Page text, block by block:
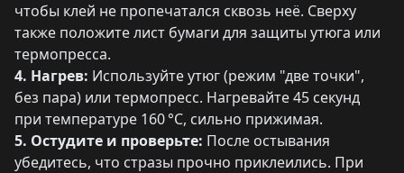
чтобы клей не пропечатался сквозь неё. Сверху
также положите лист бумаги для защиты утюга или
термопресса.
4. Нагрев: Используйте утюг (режим "две точки",
без пара) или термопресс. Нагревайте 45 секунд
при температуре 160 °C, сильно прижимая.
5. Остудите и проверьте: После остывания
убедитесь, что стразы прочно приклеились. При